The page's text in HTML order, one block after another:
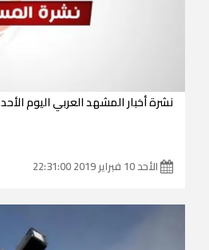
نشرة أخبار المشهد العربي اليوم الأحد 10 فبراير 2019 (فيديو)
الأحد 10 فبراير 2019 22:31:00